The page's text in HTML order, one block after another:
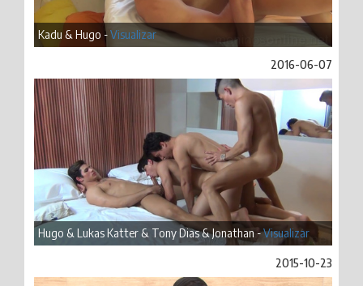
Kadu & Hugo -Visualizar
2016-06-07
Hugo & Lukas Katter & Tony Dias & Jonathan -Visualizar
2015-10-23